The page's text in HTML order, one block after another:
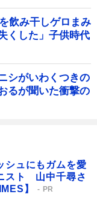
飲み干しゲロまみ
くした」子供時代
シがいわくつきの
るが聞いた衝撃の
シュにもガムを愛
スト 山中千尋さ
】
PR